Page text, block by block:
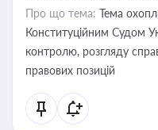
Про що тема: Тема
Конституційним Судом
контролю, розгляду
правових позицій